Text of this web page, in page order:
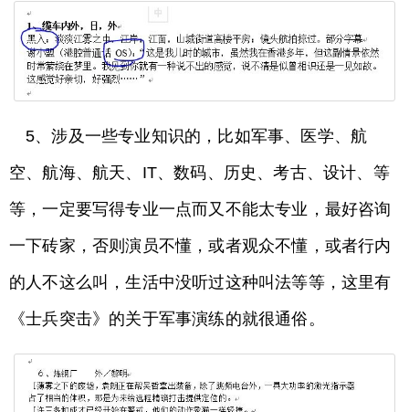
5、涉及一些专业知识的，比如军事、医学、航
空、航海、航天、IT、数码、历史、考古、设计、等
等，一定要写得专业一点而又不能太专业，最好咨询
一下砖家，否则演员不懂，或者观众不懂，或者行内
的人不这么叫，生活中没听过这种叫法等等，这里有
《士兵突击》的关于军事演练的就很通俗。